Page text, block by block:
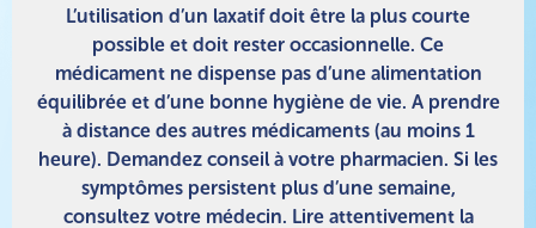
L’utilisation d’un laxatif doit être la plus courte
possible et doit rester occasionnelle. Ce
médicament ne dispense pas d’une alimentation
équilibrée et d’une bonne hygiène de vie. A prendre
à distance des autres médicaments (au moins 1
heure). Demandez conseil à votre pharmacien. Si les
symptômes persistent plus d’une semaine,
consultez votre médecin. Lire attentivement la